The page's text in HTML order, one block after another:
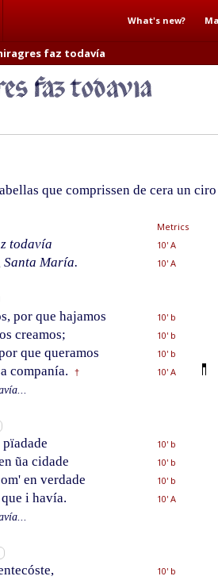
What's new?
faz todavía
que comprissen de cera un
Metrics
todavía
10' A
Santa María. 10' A
por que hajamos
10' b
creamos;
10' b
que queramos
10' b
companía. †
10' A
pïadade
10' b
ũa cidade
10' b
en verdade
10' b
i havía.
10' A
10' b